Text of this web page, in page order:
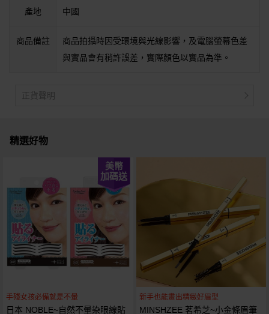
產地 中國
商品備註
商品拍攝時因受環境與光線影響，及電腦螢幕色差
與實品會有稍許誤差，實際顏色以實品為準。
正貨聲明
精選好物
美幣
加碼送
手殘女孩必備就是不暈
日本 NOBLE~自然不暈染眼線貼
新手也能畫出精緻好眉型
MINSHZEE 茗希芝~小金條眉筆